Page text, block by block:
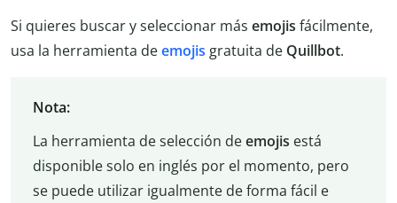
Si quieres buscar y seleccionar más emojis fácilmente,
usa la herramienta deemojis gratuita de Quillbot.
Nota:
La herramienta de selección deemojis está
disponible solo en inglés por el momento, pero
se puede utilizar igualmente de forma fácil e